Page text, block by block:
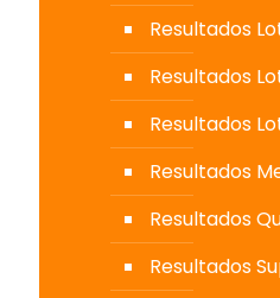
Resultados
Resultados
Resultados
Resultados
Resultados
Resultados